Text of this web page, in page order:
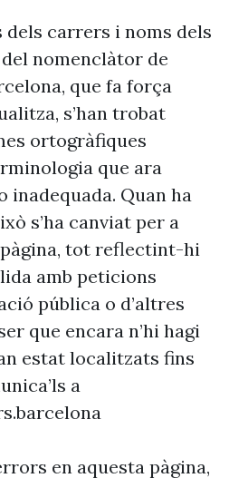
dels carrers i noms dels
nomenclàtor de
que fa força
s’han trobat
ortogràfiques
que ara
Quan ha
s’ha canviat per a
pàgina, tot reflectint-hi
amb peticions
pública o d’altres
que encara n’hi hagi
estat localitzats fins
a
en aquesta pàgina,